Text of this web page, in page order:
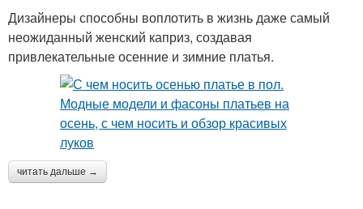
Дизайнеры способны воплотить в жизнь даже самый
неожиданный женский каприз, создавая
привлекательные осенние и зимние платья.
читать дальше →